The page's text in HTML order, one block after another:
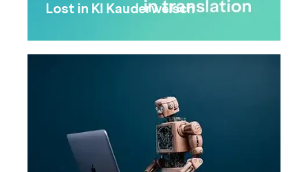
Lost in KI Kauderwelsch